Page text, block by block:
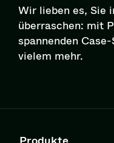
Wir lieben es, Sie
überraschen: mit
spannenden
vielem mehr.